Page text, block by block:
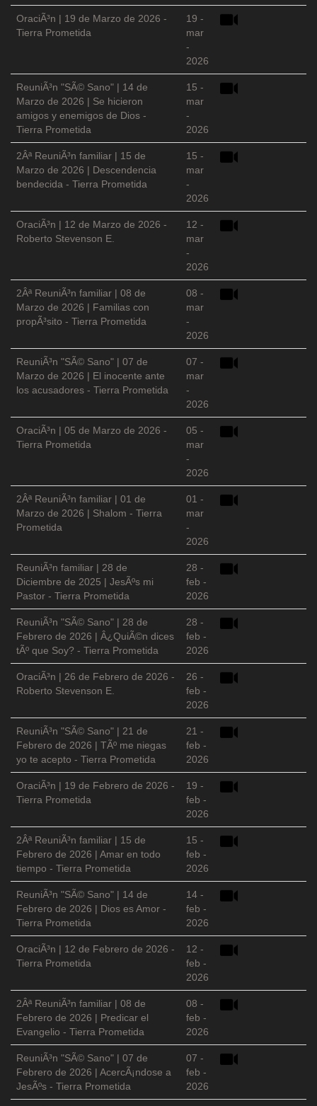
OraciÃ³n | 19 de Marzo de 2026 -
Tierra Prometida
19 -
mar
-
2026
ReuniÃ³n "SÃ© Sano" | 14 de
Marzo de 2026 | Se hicieron
amigos y enemigos de Dios -
Tierra Prometida
15 -
mar
-
2026
2Âª ReuniÃ³n familiar | 15 de
Marzo de 2026 | Descendencia
bendecida - Tierra Prometida
15 -
mar
-
2026
OraciÃ³n | 12 de Marzo de 2026 -
Roberto Stevenson E.
12 -
mar
-
2026
2Âª ReuniÃ³n familiar | 08 de
Marzo de 2026 | Familias con
propÃ³sito - Tierra Prometida
08 -
mar
-
2026
ReuniÃ³n "SÃ© Sano" | 07 de
Marzo de 2026 | El inocente ante
los acusadores - Tierra Prometida
07 -
mar
-
2026
OraciÃ³n | 05 de Marzo de 2026 -
Tierra Prometida
05 -
mar
-
2026
2Âª ReuniÃ³n familiar | 01 de
Marzo de 2026 | Shalom - Tierra
Prometida
01 -
mar
-
2026
ReuniÃ³n familiar | 28 de
Diciembre de 2025 | JesÃºs mi
Pastor - Tierra Prometida
28 -
feb -
2026
ReuniÃ³n "SÃ© Sano" | 28 de
Febrero de 2026 | Â¿QuiÃ©n dices
tÃº que Soy? - Tierra Prometida
28 -
feb -
2026
OraciÃ³n | 26 de Febrero de 2026 -
Roberto Stevenson E.
26 -
feb -
2026
ReuniÃ³n "SÃ© Sano" | 21 de
Febrero de 2026 | TÃº me niegas
yo te acepto - Tierra Prometida
21 -
feb -
2026
OraciÃ³n | 19 de Febrero de 2026 -
Tierra Prometida
19 -
feb -
2026
2Âª ReuniÃ³n familiar | 15 de
Febrero de 2026 | Amar en todo
tiempo - Tierra Prometida
15 -
feb -
2026
ReuniÃ³n "SÃ© Sano" | 14 de
Febrero de 2026 | Dios es Amor -
Tierra Prometida
14 -
feb -
2026
OraciÃ³n | 12 de Febrero de 2026 -
Tierra Prometida
12 -
feb -
2026
2Âª ReuniÃ³n familiar | 08 de
Febrero de 2026 | Predicar el
Evangelio - Tierra Prometida
08 -
feb -
2026
ReuniÃ³n "SÃ© Sano" | 07 de
Febrero de 2026 | AcercÃ¡ndose a
JesÃºs - Tierra Prometida
07 -
feb -
2026